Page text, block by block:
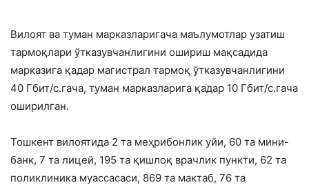
Вилоят ва туман марказларигача маълумотлар узатиш
тармоқлари ўтказувчанлигини ошириш мақсадида
марказига қадар магистрал тармоқ ўтказувчанлигини
40 Гбит/с.гача, туман марказларига қадар 10 Гбит/с.гача
оширилган.
Тошкент вилоятида 2 та меҳрибонлик уйи, 60 та мини-
банк, 7 та лицей, 195 та қишлоқ врачлик пункти, 62 та
поликлиника муассасаси, 869 та мактаб, 76 та